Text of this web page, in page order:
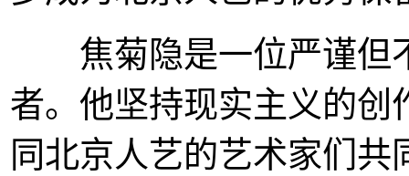
焦菊隐是一位严谨但
者。他坚持现实主义的创
同北京人艺的艺术家们